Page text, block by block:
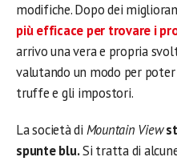
modifiche. Dopo dei
più efficace per trovare i
arrivo una vera e propria
valutando un modo per
truffe e gli impostori.
La società di Mountain View
spunte blu.Si tratta di